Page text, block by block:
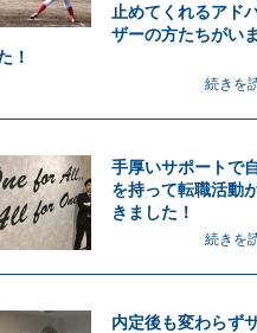
止めてくれるアド
ザーの方たちがい
！
続きを
手厚いサポートで
を持って転職活動
きました！
続きを
内定後も変わらず